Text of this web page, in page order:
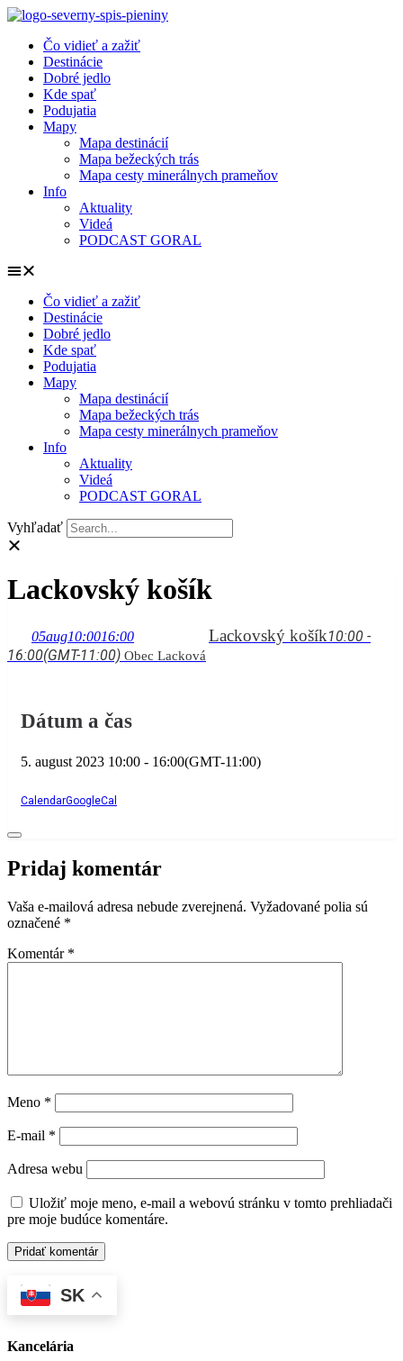
Preskočiť
obsah
Čo vidieť a zažiť
Destinácie
Dobré jedlo
Kde spať
Podujatia
Mapy
Mapa destinácií
Mapa bežeckých trás
Mapa cesty minerálnych prameňov
Info
Aktuality
Videá
PODCAST GORAL
Čo vidieť a zažiť
Destinácie
Dobré jedlo
Kde spať
Podujatia
Mapy
Mapa destinácií
Mapa bežeckých trás
Mapa cesty minerálnych prameňov
Info
Aktuality
Videá
PODCAST GORAL
Vyhľadať
Lackovský košík
05aug10:0016:00 Lackovský košík10:00 -
16:00(GMT-11:00) Obec Lacková
Dátum a čas
5. august 2023 10:00 - 16:00(GMT-11:00)
CalendarGoogleCal
Pridaj komentár
Vaša e-mailová adresa nebude zverejnená. Vyžadované polia sú
označené *
Komentár *
Meno *
E-mail *
Adresa webu
Uložiť moje meno, e-mail a webovú stránku v tomto prehliadači
pre moje budúce komentáre.
SK
Kancelária